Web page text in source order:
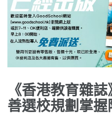
《香港教育雜
善選校規劃掌握